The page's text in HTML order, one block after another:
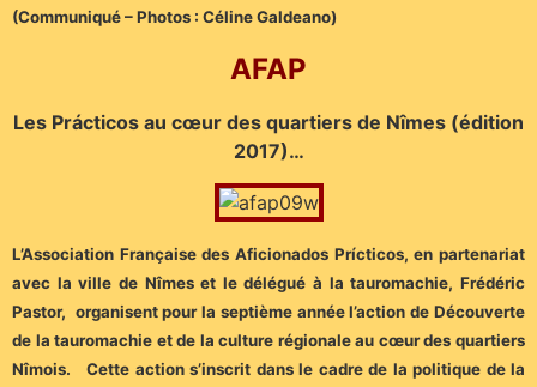
(Communiqué – Photos : Céline Galdeano)
AFAP
Les Prácticos au cœur des quartiers de Nîmes (édition
2017)…
L’Association Française des Aficionados Prícticos, en partenariat
avec la ville de Nîmes et le délégué à la tauromachie, Frédéric
Pastor, organisent pour la septième année l’action de Découverte
de la tauromachie et de la culture régionale au cœur des quartiers
Nîmois. Cette action s’inscrit dans le cadre de la politique de la